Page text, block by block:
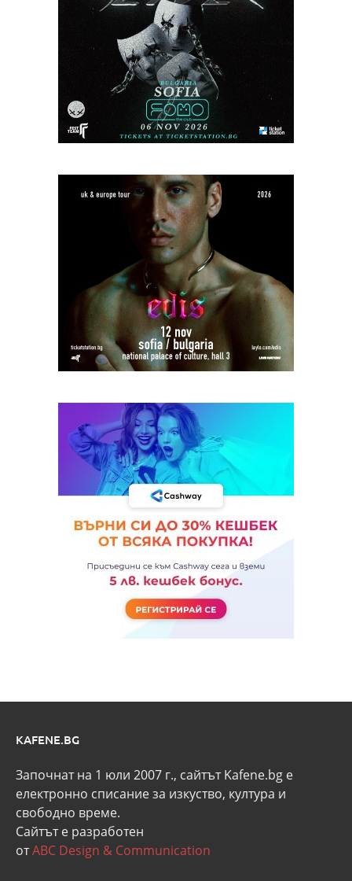
KAFENE.BG
Започнат на 1 юли 2007 г., сайтът Kafene.bg e
eлектронно списание за изкуство, култура и
свободно време.
Сайтът е разработен
отABC Design & Communication